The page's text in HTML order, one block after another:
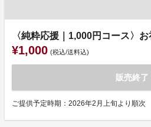
〈純粋応援｜1,000円コース〉
¥1,000 (税込/送料込)
販売終了
ご提供予定時期：2026年2月上旬より順次